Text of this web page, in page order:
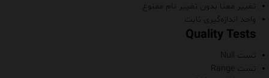
تغییر معنا بدون تغییر نام ممنوع
واحد اندازه‌گیری ثابت
Quality Tests
تست Null
تست Range